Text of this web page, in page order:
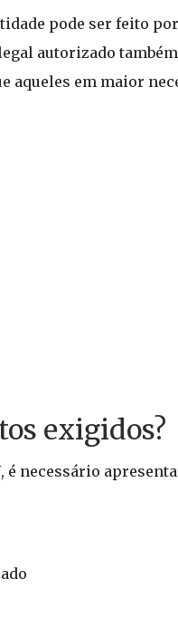
pode ser feito
autorizado
aqueles em maior
exigidos?
é necessário